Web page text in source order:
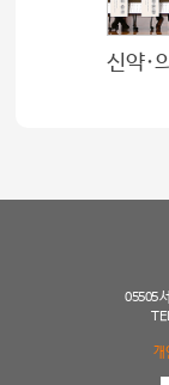
05505
개